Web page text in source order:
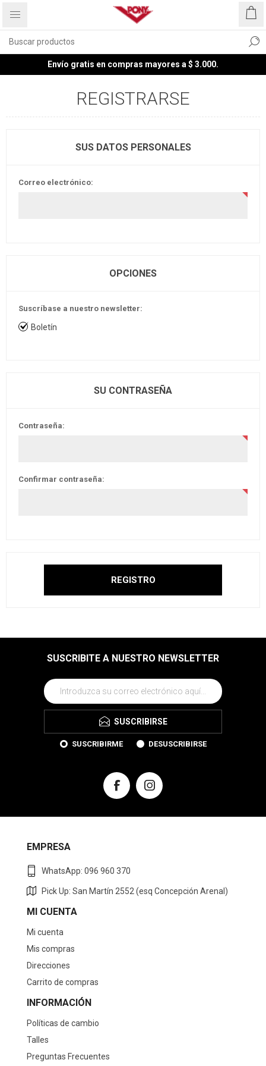
Envío gratis en compras mayores a $ 3.000.
REGISTRARSE
SUS DATOS PERSONALES
Correo electrónico:
OPCIONES
Suscríbase a nuestro newsletter:
Boletín
SU CONTRASEÑA
Contraseña:
Confirmar contraseña:
SUSCRIBITE A NUESTRO NEWSLETTER
SUSCRIBIRSE
SUSCRIBIRME DESUSCRIBIRSE
EMPRESA
WhatsApp: 096 960 370
Pick Up: San Martín 2552 (esq Concepción Arenal)
MI CUENTA
Mi cuenta
Mis compras
Direcciones
Carrito de compras
INFORMACIÓN
Políticas de cambio
Talles
Preguntas Frecuentes